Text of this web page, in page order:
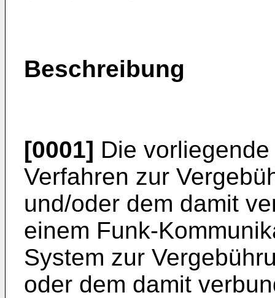
Beschreibung
[0001] Die
Verfahren zur
und/oder dem damit
einem Funk-
System zur
oder dem damit